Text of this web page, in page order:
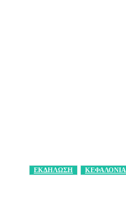
ΕΚΔΗΛΩΣΗ ΚΕΦΑΛΟΝΙΑ